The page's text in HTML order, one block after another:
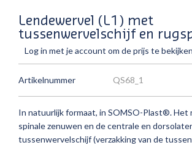
Lendewervel (L1) met
tussenwervelschijf en
Log in met je account om de prijs te
Artikelnummer QS68_1
In natuurlijk formaat, in SOMSO-Plast®.Het
spinale zenuwen en de centrale en
tussenwervelschijf (verzakking van de